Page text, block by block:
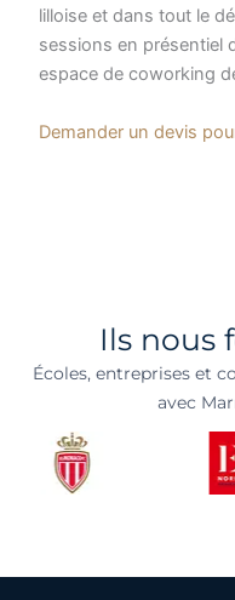
lilloise et dans tout le
sessions en présentiel
espace de coworking
Demander un devis
Ils nous
Écoles, entreprises et
avec